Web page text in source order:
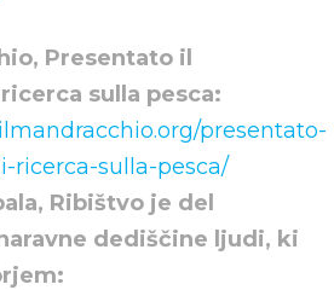
Presentato il
sulla pesca:
presentato-
ricerca-sulla-pesca/
Ribištvo je del
dediščine ljudi, ki